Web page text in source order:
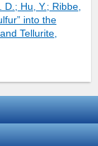
Hu, Y.; Ribbe,
into the
Tellurite,